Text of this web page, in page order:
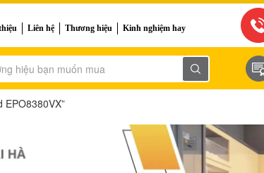
Liên hệ Thương hiệu Kinh nghiệm hay